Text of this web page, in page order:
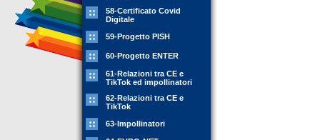
58-Certificato Covid
Digitale
59-Progetto PISH
60-Progetto ENTER
61-Relazioni tra CE e
TikTok ed impollinatori
62-Relazioni tra CE e
TikTok
63-Impollinatori